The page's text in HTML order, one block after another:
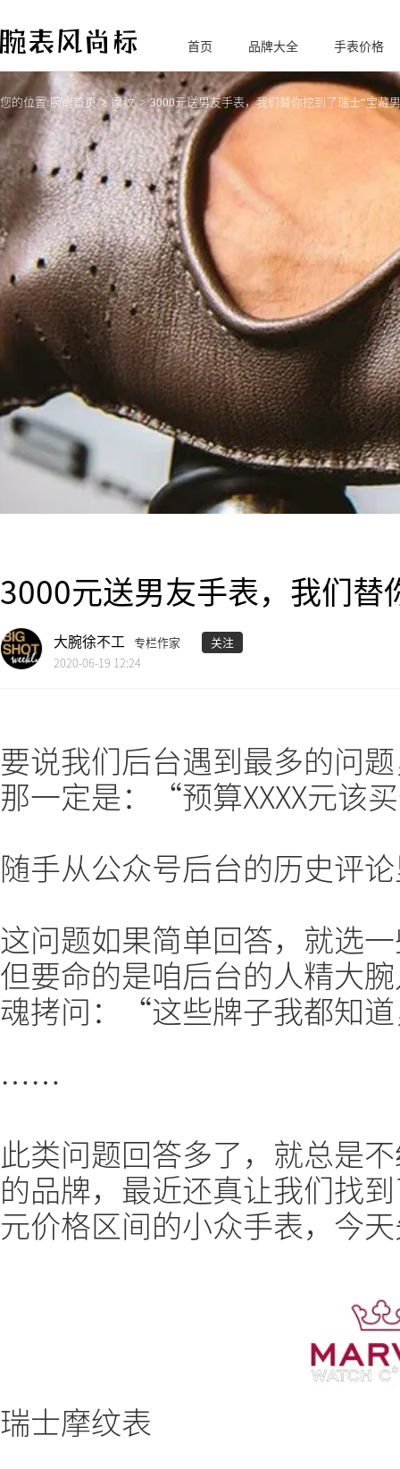
腕
表风尚标
首页 品牌大全 手表价格
您的位置: 腕尚首页 摩纹 3000元送男友手表，我们替你挖到了瑞士“宝藏
3000元送男友手表，我们
大腕徐不工 专栏作家
关注
2020-06-19 12:24
要说我们后台遇到最多的问
那一定是：“预算XXXX元该
随手从公众号后台的历史评
这问题如果简单回答，就选
但要命的是咱后台的人精大
魂拷问：“这些牌子我都知
……
此类问题回答多了，就总是
的品牌，最近还真让我们找
元价格区间的小众手表，今
瑞士摩纹表